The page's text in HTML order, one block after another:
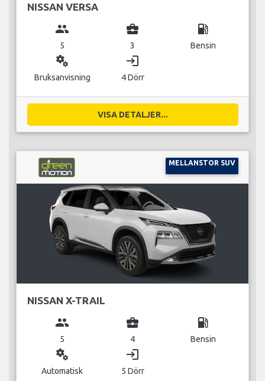
NISSAN VERSA
group
5
business_center
3
local_gas_station
Bensin
miscellaneous_services
Bruksanvisning
login
4 Dörr
VISA DETALJER...
MELLANSTOR SUV
NISSAN X-TRAIL
group
5
business_center
4
local_gas_station
Bensin
miscellaneous_services
Automatisk
login
5 Dörr